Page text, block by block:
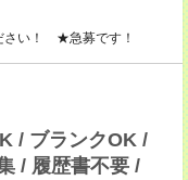
さい！ ★急募です！
/ ブランクOK /
/ 履歴書不要 /